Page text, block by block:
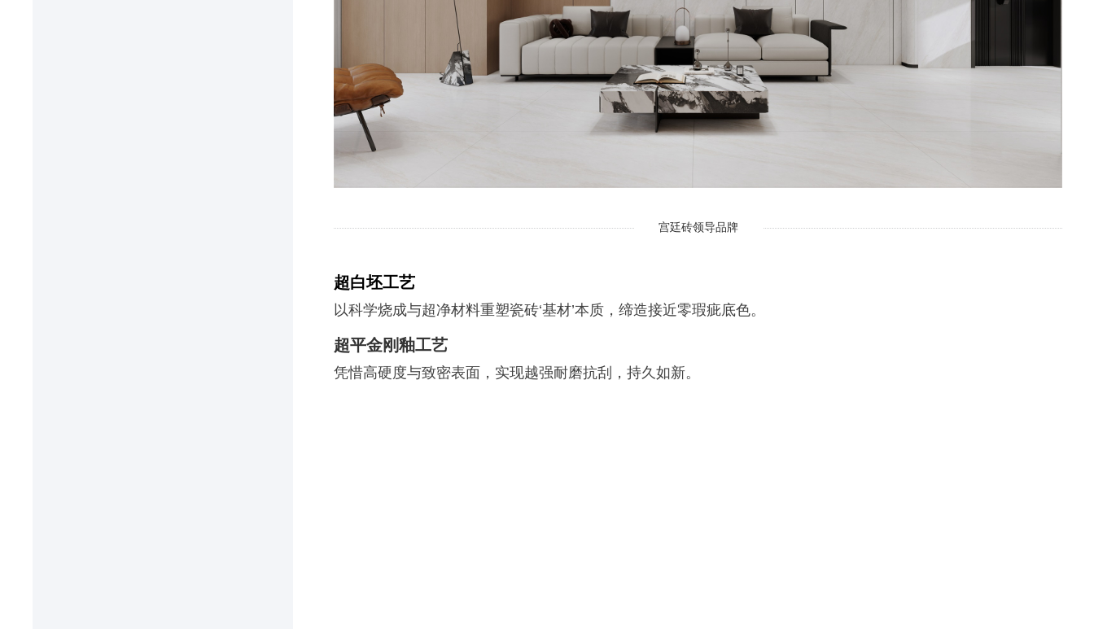
宫廷砖领导品牌
超白坯工艺
以科学烧成与超净材料重塑瓷砖‘基材’本质，缔造接近零瑕疵底色。
超平金刚釉工艺
凭惜高硬度与致密表面，实现越强耐磨抗刮，持久如新。